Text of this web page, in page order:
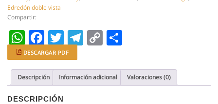
cantidad
Edredón doble vista
Compartir:
WhatsApp
Facebook
Twitter
Telegram
Copy
DESCARGAR PDF
Descripción Información adicional Valoraciones (0)
DESCRIPCIÓN